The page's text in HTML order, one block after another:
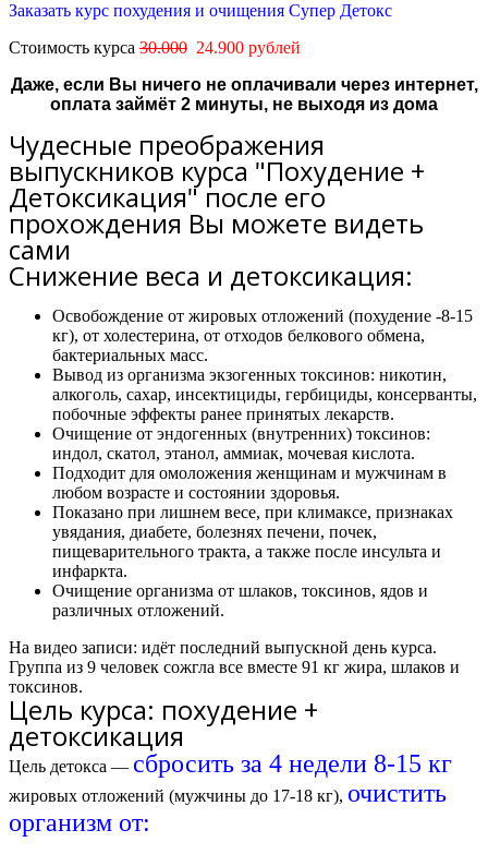
Заказать курс похудения и очищения Супер Детокс
Стоимость курса 30.000 24.900 рублей
Даже, если Вы ничего не оплачивали через интернет,
оплата займёт 2 минуты, не выходя из дома
Чудесные преображения
выпускников курса "Похудение +
Детоксикация" после его
прохождения Вы можете видеть
сами
Снижение веса и детоксикация:
Освобождение от жировых отложений (похудение -8-15
кг), от холестерина, от отходов белкового обмена,
бактериальных масс.
Вывод из организма экзогенных токсинов: никотин,
алкоголь, сахар, инсектициды, гербициды, консерванты,
побочные эффекты ранее принятых лекарств.
Очищение от эндогенных (внутренних) токсинов:
индол, скатол, этанол, аммиак, мочевая кислота.
Подходит для омоложения женщинам и мужчинам в
любом возрасте и состоянии здоровья.
Показано при лишнем весе, при климаксе, признаках
увядания, диабете, болезнях печени, почек,
пищеварительного тракта, а также после инсульта и
инфаркта.
Очищение организма от шлаков, токсинов, ядов и
различных отложений.
На видео записи: идёт последний выпускной день курса.
Группа из 9 человек сожгла все вместе 91 кг жира, шлаков и
токсинов.
Цель курса: похудение +
детоксикация
Цель детокса — сбросить за 4 недели 8-15 кг
жировых отложений (мужчины до 17-18 кг), очистить
организм от: